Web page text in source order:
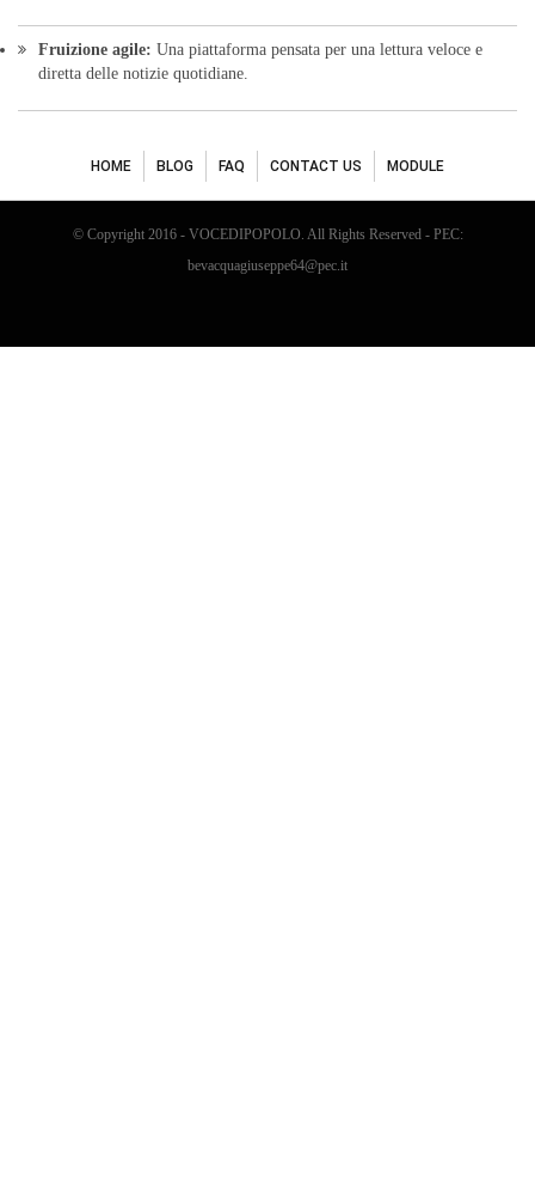
Fruizione agile: Una piattaforma pensata per una lettura veloce e
diretta delle notizie quotidiane.
HOME BLOG FAQ CONTACT US MODULE
© Copyright 2016 - VOCEDIPOPOLO. All Rights Reserved - PEC:
bevacquagiuseppe64@pec.it